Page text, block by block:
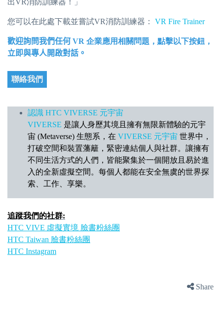
出VR消防訓練器！」
您可以在此處下載並嘗試VR消防訓練器： VR Fire Trainer
歡迎詢問我們任何 VR 企業應用相關問題，點擊以下按鈕，
立即與專人開啟對話。
聯絡我們
認識 HTC VIVERSE 元宇宙
VIVERSE 是讓人身歷其境且擁有無限新體驗的元宇
宙 (Metaverse) 生態系，在 VIVERSE 元宇宙 世界中，
打破空間和裝置藩籬，緊密連結個人與社群。讓擁有
不同生活方式的人們，皆能聚集於一個開放且易於進
入的全新虛擬空間。每個人都能在安全無虞的世界探
索、工作、享樂。
追蹤我們的社群:
HTC VIVE 虛擬實境 臉書粉絲團
HTC Taiwan 臉書粉絲團
HTC Instagram
Share